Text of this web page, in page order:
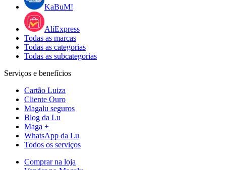
KaBuM!
AliExpress
Todas as marcas
Todas as categorias
Todas as subcategorias
Serviços e benefícios
Cartão Luiza
Cliente Ouro
Magalu seguros
Blog da Lu
Maga +
WhatsApp da Lu
Todos os serviços
Comprar na loja